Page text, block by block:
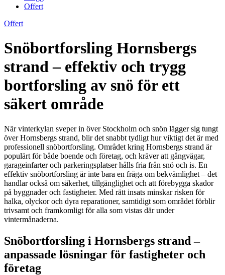
Offert
Offert
Snöbortforsling Hornsbergs
strand – effektiv och trygg
bortforsling av snö för ett
säkert område
När vinterkylan sveper in över Stockholm och snön lägger sig tungt
över Hornsbergs strand, blir det snabbt tydligt hur viktigt det är med
professionell snöbortforsling. Området kring Hornsbergs strand är
populärt för både boende och företag, och kräver att gångvägar,
garageinfarter och parkeringsplatser hålls fria från snö och is. En
effektiv snöbortforsling är inte bara en fråga om bekvämlighet – det
handlar också om säkerhet, tillgänglighet och att förebygga skador
på byggnader och fastigheter. Med rätt insats minskar risken för
halka, olyckor och dyra reparationer, samtidigt som området förblir
trivsamt och framkomligt för alla som vistas där under
vintermånaderna.
Snöbortforsling i Hornsbergs strand –
anpassade lösningar för fastigheter och
företag